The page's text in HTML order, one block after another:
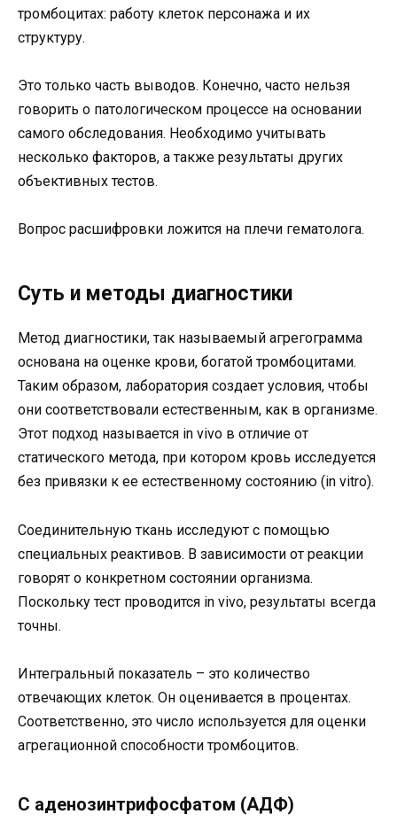
тромбоцитах: работу клеток персонажа и их
структуру.
Это только часть выводов. Конечно, часто нельзя
говорить о патологическом процессе на основании
самого обследования. Необходимо учитывать
несколько факторов, а также результаты других
объективных тестов.
Вопрос расшифровки ложится на плечи гематолога.
Суть и методы диагностики
Метод диагностики, так называемый агрегограмма
основана на оценке крови, богатой тромбоцитами.
Таким образом, лаборатория создает условия, чтобы
они соответствовали естественным, как в организме.
Этот подход называется in vivo в отличие от
статического метода, при котором кровь исследуется
без привязки к ее естественному состоянию (in vitro).
Соединительную ткань исследуют с помощью
специальных реактивов. В зависимости от реакции
говорят о конкретном состоянии организма.
Поскольку тест проводится in vivo, результаты всегда
точны.
Интегральный показатель – это количество
отвечающих клеток. Он оценивается в процентах.
Соответственно, это число используется для оценки
агрегационной способности тромбоцитов.
С аденозинтрифосфатом (АДФ)